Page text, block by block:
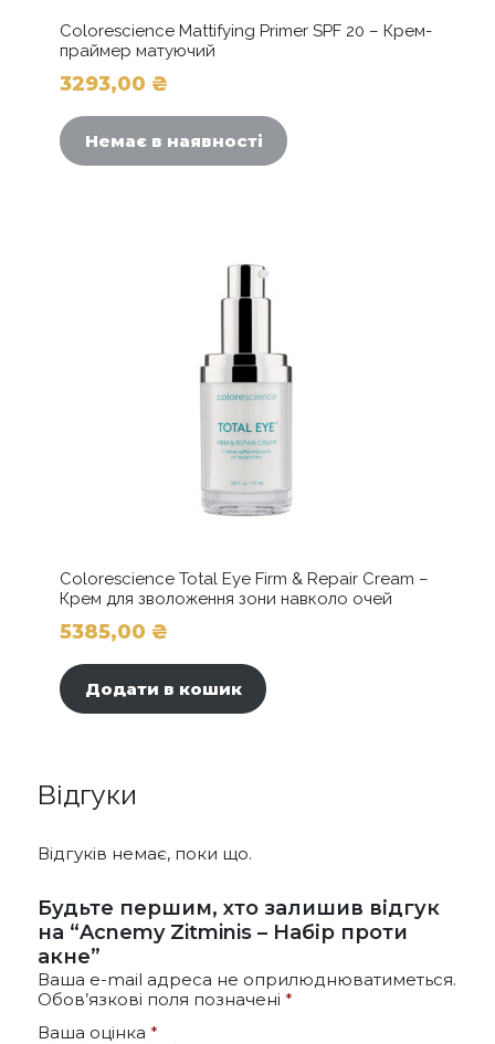
Colorescience Mattifying Primer SPF 20 – Крем-
праймер матуючий
3293,00 ₴
Немає в наявності
Colorescience Total Eye Firm & Repair Cream –
Крем для зволоження зони навколо очей
5385,00 ₴
Додати в кошик
Відгуки
Відгуків немає, поки що.
Будьте першим, хто залишив відгук
на “Acnemy Zitminis – Набір проти
акне”
Ваша e-mail адреса не оприлюднюватиметься.
Обов’язкові поля позначені *
Ваша оцінка *